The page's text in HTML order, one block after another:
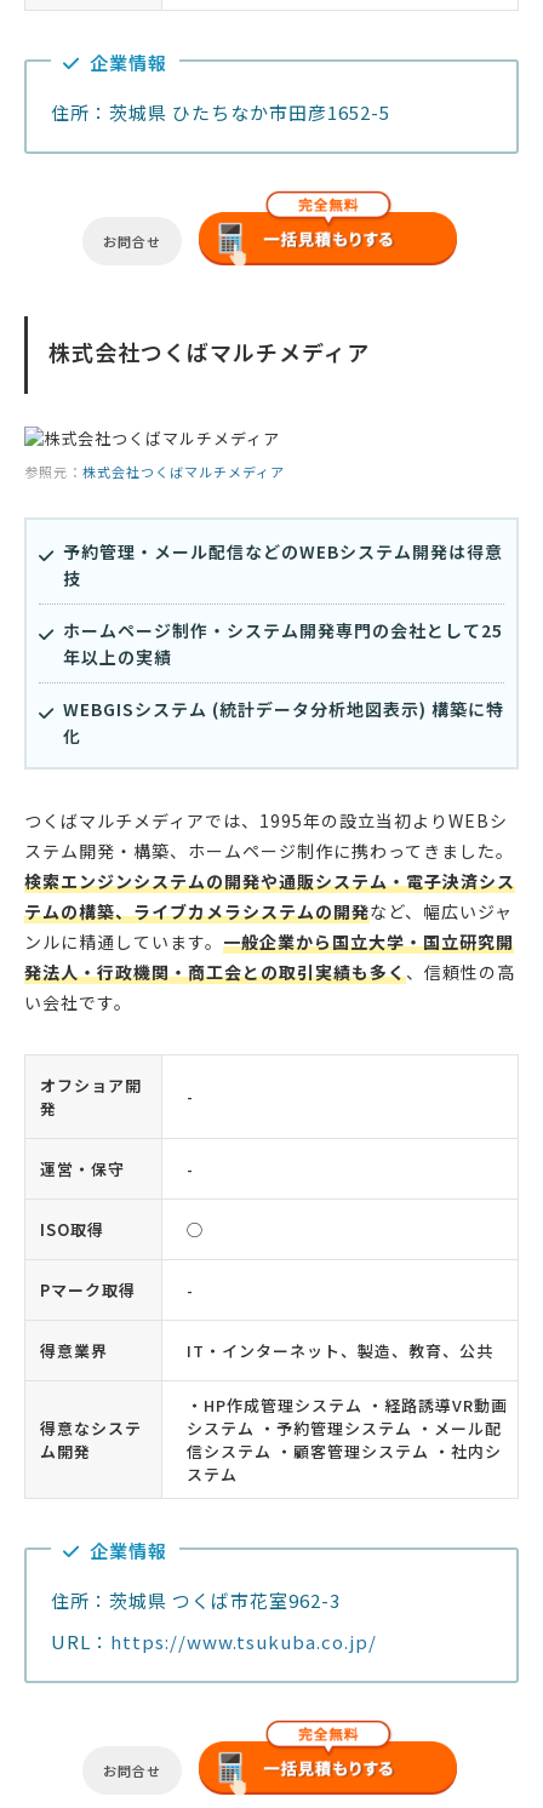
企業情報
住所：茨城県 ひたちなか市田彦1652-5
お問合せ
株式会社つくばマルチメディア
参照元： 株式会社つくばマルチメディア
予約管理・メール配信などのWEBシステム開発は得意
技
ホームページ制作・システム開発専門の会社として25
年以上の実績
WEBGISシステム (統計データ分析地図表示) 構築に特
化
つくばマルチメディアでは、1995年の設立当初よりWEBシ
ステム開発・構築、ホームページ制作に携わってきました。
検索エンジンシステムの開発や通販システム・電子決済シス
テムの構築、ライブカメラシステムの開発など、幅広いジャ
ンルに精通しています。 一般企業から国立大学・国立研究開
発法人・行政機関・商工会との取引実績も多く、信頼性の高
い会社です。
オフショア開
発
-
運営・保守 -
ISO取得 ◯
Pマーク取得 -
得意業界 IT・インターネット、製造、教育、公共
得意なシステ
ム開発
・HP作成管理システム ・経路誘導VR動画
システム ・予約管理システム ・メール配
信システム ・顧客管理システム ・社内シ
ステム
企業情報
住所：茨城県 つくば市花室962-3
URL： https://www.tsukuba.co.jp/
お問合せ